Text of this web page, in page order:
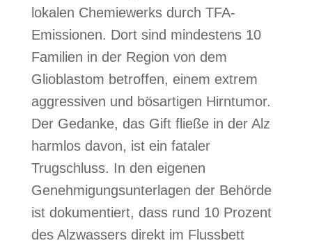
lokalen Chemiewerks durch TFA-
Emissionen. Dort sind mindestens 10
Familien in der Region von dem
Glioblastom betroffen, einem extrem
aggressiven und bösartigen Hirntumor.
Der Gedanke, das Gift fließe in der Alz
harmlos davon, ist ein fataler
Trugschluss. In den eigenen
Genehmigungsunterlagen der Behörde
ist dokumentiert, dass rund 10 Prozent
des Alzwassers direkt im Flussbett